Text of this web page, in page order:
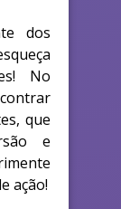
dos
No
que
e
ação!